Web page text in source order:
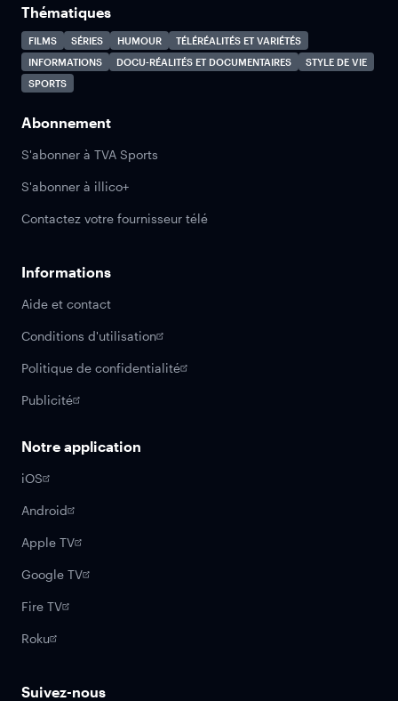
Thématiques
FILMS SÉRIES HUMOUR
TÉLÉRÉALITÉS ET VARIÉTÉS
INFORMATIONS
DOCU-RÉALITÉS ET DOCUMENTAIRES
STYLE DE VIE
SPORTS
Abonnement
S'abonner à TVA Sports
S'abonner à illico+
Contactez votre fournisseur télé
Informations
Aide et contact
Conditions d'utilisation
Politique de confidentialité
Publicité
Notre application
iOS
Android
Apple TV
Google TV
Fire TV
Roku
Suivez-nous